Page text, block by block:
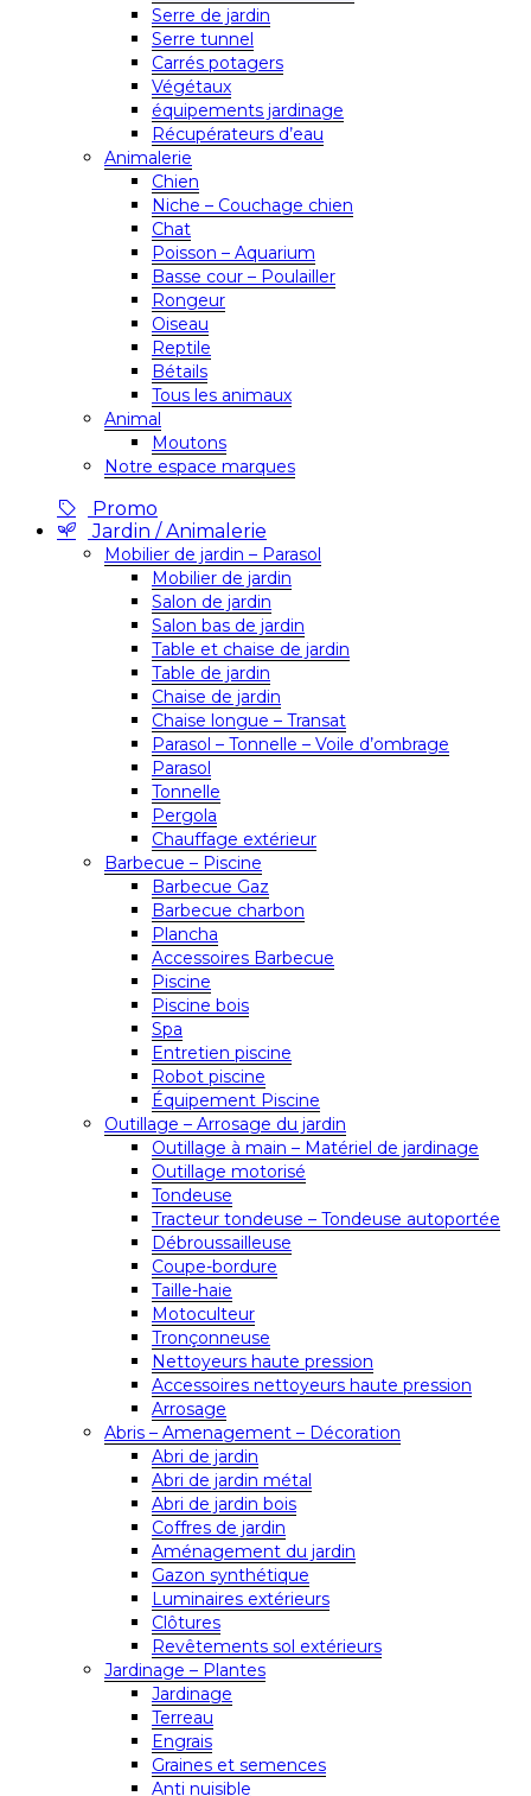
Serre de jardin
Serre tunnel
Carrés potagers
Végétaux
équipements jardinage
Récupérateurs d’eau
Animalerie
Chien
Niche – Couchage chien
Chat
Poisson – Aquarium
Basse cour – Poulailler
Rongeur
Oiseau
Reptile
Bétails
Tous les animaux
Animal
Moutons
Notre espace marques
Promo
Jardin / Animalerie
Mobilier de jardin – Parasol
Mobilier de jardin
Salon de jardin
Salon bas de jardin
Table et chaise de jardin
Table de jardin
Chaise de jardin
Chaise longue – Transat
Parasol – Tonnelle – Voile d’ombrage
Parasol
Tonnelle
Pergola
Chauffage extérieur
Barbecue – Piscine
Barbecue Gaz
Barbecue charbon
Plancha
Accessoires Barbecue
Piscine
Piscine bois
Spa
Entretien piscine
Robot piscine
Équipement Piscine
Outillage – Arrosage du jardin
Outillage à main – Matériel de jardinage
Outillage motorisé
Tondeuse
Tracteur tondeuse – Tondeuse autoportée
Débroussailleuse
Coupe-bordure
Taille-haie
Motoculteur
Tronçonneuse
Nettoyeurs haute pression
Accessoires nettoyeurs haute pression
Arrosage
Abris – Amenagement – Décoration
Abri de jardin
Abri de jardin métal
Abri de jardin bois
Coffres de jardin
Aménagement du jardin
Gazon synthétique
Luminaires extérieurs
Clôtures
Revêtements sol extérieurs
Jardinage – Plantes
Jardinage
Terreau
Engrais
Graines et semences
Anti nuisible